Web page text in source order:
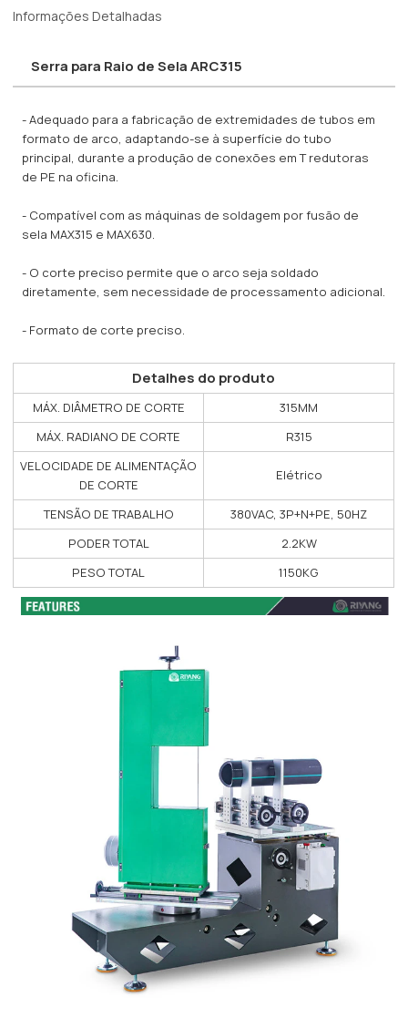
Informações Detalhadas
Serra para Raio de Sela ARC315
- Adequado para a fabricação de extremidades de tubos em
formato de arco, adaptando-se à superfície do tubo
principal, durante a produção de conexões em T redutoras
de PE na oficina.
- Compatível com as máquinas de soldagem por fusão de
sela MAX315 e MAX630.
- O corte preciso permite que o arco seja soldado
diretamente, sem necessidade de processamento adicional.
- Formato de corte preciso.
Detalhes do produto
MÁX. DIÂMETRO DE CORTE
315MM
MÁX. RADIANO DE CORTE
R315
VELOCIDADE DE ALIMENTAÇÃO
DE CORTE
Elétrico
TENSÃO DE TRABALHO
380VAC, 3P+N+PE, 50HZ
PODER TOTAL
2.2KW
PESO TOTAL
1150KG